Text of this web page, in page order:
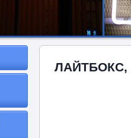
ЛАЙТБОКС,